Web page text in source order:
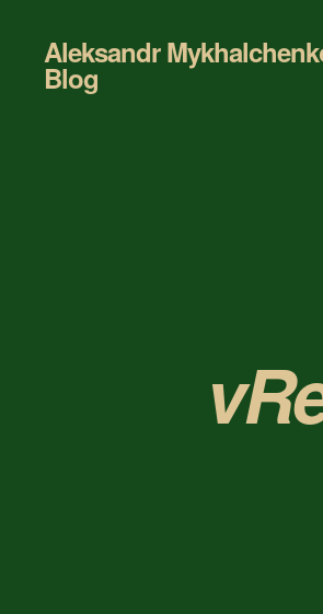
Aleksandr
Blog